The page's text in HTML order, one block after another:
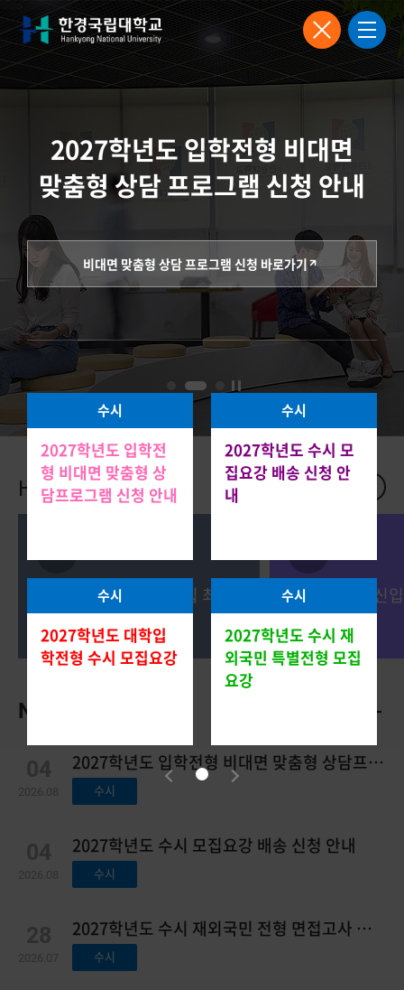
한경국립대학교 입학안내
HKNUISSUE
2026학년도 편입학모집 최초
합격자 발표
2026학년도 신
시) 안내사항
/6
NOTICE
2027학년도 입학전형 비대면 맞춤형 상담프로
그램 신청 안내
수시
2027학년도 수시 모집요강 배송 신청 안내
수시
2027학년도 수시 재외국민 전형 면접고사 일
정 등 안내
수시
2027학년도 입학전형 비대면
맞춤형 상담 프로그램 신청 안내
비대면 맞춤형 상담 프로그램 신청 바로가기
2027학년도 입학전
형 비대면 맞춤형 상
담프로그램 신청 안내
수시
2027학년도 수시 모
집요강 배송 신청 안
내
수시
2027학년도 대학입
학전형 수시 모집요강
수시
2027학년도 수시 재
외국민 특별전형 모집
요강
수시